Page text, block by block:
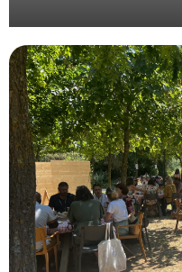
Organisation d’un